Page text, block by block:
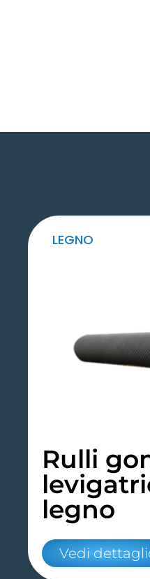
LEGNO
Rulli
legno
Vedi